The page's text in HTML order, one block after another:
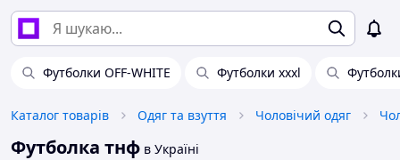
Футболки OFF-WHITE Футболки xxxl
Каталог товарів Одяг та взуття Чоловічий одяг
Футболка тнф в Україні